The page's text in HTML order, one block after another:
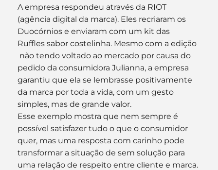
A empresa respondeu através da RIOT
(agência digital da marca). Eles recriaram os
Duocórnios e enviaram com um kit das
Ruffles sabor costelinha. Mesmo com a edição
não tendo voltado ao mercado por causa do
pedido da consumidora Julianna, a empresa
garantiu que ela se lembrasse positivamente
da marca por toda a vida, com um gesto
simples, mas de grande valor.
Esse exemplo mostra que nem sempre é
possível satisfazer tudo o que o consumidor
quer, mas uma resposta com carinho pode
transformar a situação de sem solução para
uma relação de respeito entre cliente e marca.